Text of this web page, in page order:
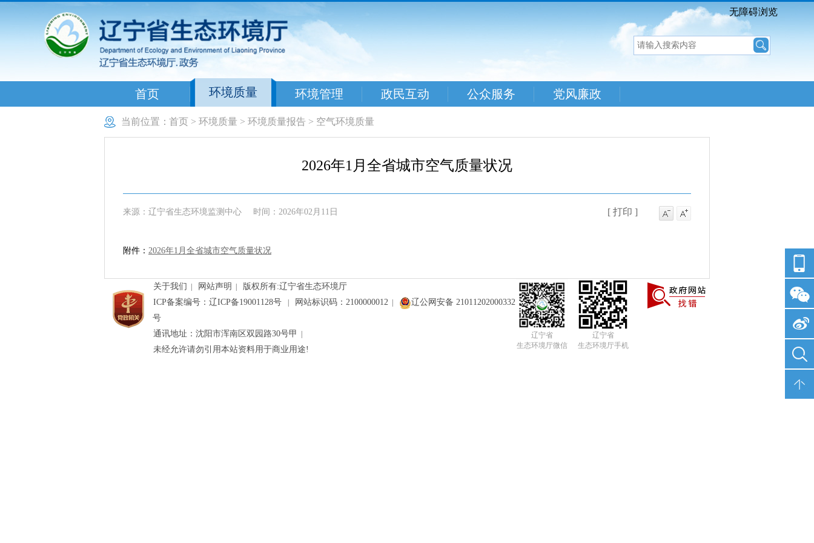
无障碍浏览
首页 环境质量 环境管理 政民互动 公众服务 党风廉政
当前位置：首页 > 环境质量 > 环境质量报告 > 空气环境质量
2026年1月全省城市空气质量状况
[ 打印 ]
来源：辽宁省生态环境监测中心 时间：2026年02月11日
附件： 2026年1月全省城市空气质量状况
关于我们 网站声明
版权所有:辽宁省生态环境厅
ICP备案编号：辽ICP备19001128号
网站标识码：2100000012
辽公网安备 21011202000332
号
通讯地址：沈阳市浑南区双园路30号甲
未经允许请勿引用本站资料用于商业用途!
辽宁省
生态环境厅微信
辽宁省
生态环境厅手机